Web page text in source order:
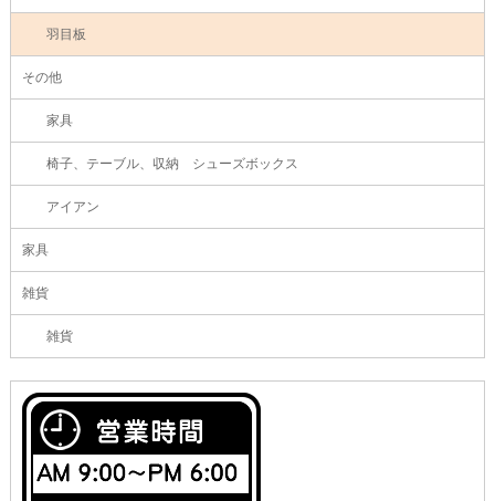
羽目板
その他
家具
椅子、テーブル、収納 シューズボックス
アイアン
家具
雑貨
雑貨